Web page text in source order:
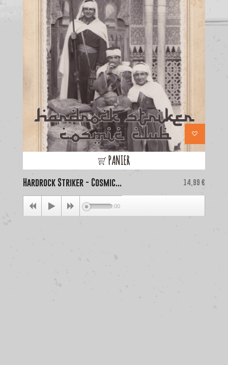
PANIER
Hardrock Striker - Cosmic... Price
14,99 €
00:00